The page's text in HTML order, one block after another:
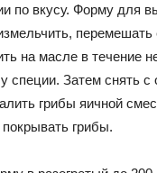
по вкусу. Форму для
перемешать
на масле в течение
специи. Затем снять с
грибы яичной
грибы.